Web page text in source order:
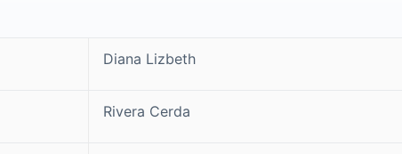
Diana Lizbeth
Rivera Cerda